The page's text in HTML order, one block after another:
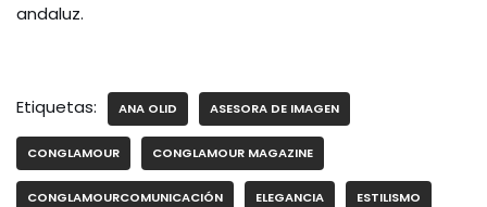
andaluz.
Etiquetas: ANA OLID ASESORA DE IMAGEN
CONGLAMOUR CONGLAMOUR MAGAZINE
CONGLAMOURCOMUNICACIÓN ELEGANCIA ESTILISMO